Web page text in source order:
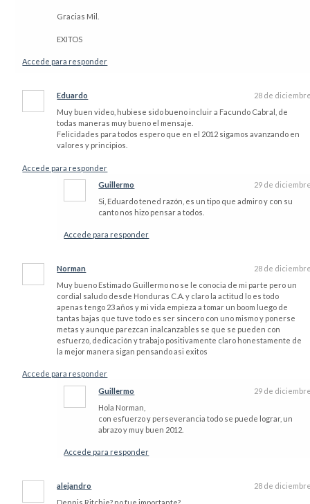
Gracias Mil.
EXITOS
Accede para responder
Eduardo
28 de
Muy buen video, hubiese sido bueno incluir a Facundo Cabral, de
todas maneras muy bueno el mensaje.
Felicidades para todos espero que en el 2012 sigamos avanzando en
valores y principios.
Accede para responder
Guillermo
29 de
Si, Eduardo tened razón, es un tipo que admiro y con su
canto nos hizo pensar a todos.
Accede para responder
Norman
28 de
Muy bueno Estimado Guillermo no se le conocia de mi parte pero un
cordial saludo desde Honduras C.A. y claro la actitud lo es todo
apenas tengo 23 años y mi vida empieza a tomar un boom luego de
tantas bajas que tuve todo es ser sincero con uno mismo y ponerse
metas y aunque parezcan inalcanzables se que se pueden con
esfuerzo, dedicación y trabajo positivamente claro honestamente de
la mejor manera sigan pensando asi exitos
Accede para responder
Guillermo
29 de
Hola Norman,
con esfuerzo y perseverancia todo se puede lograr, un
abrazo y muy buen 2012.
Accede para responder
alejandro
28 de
Dennis Ritchie? no fue importante?